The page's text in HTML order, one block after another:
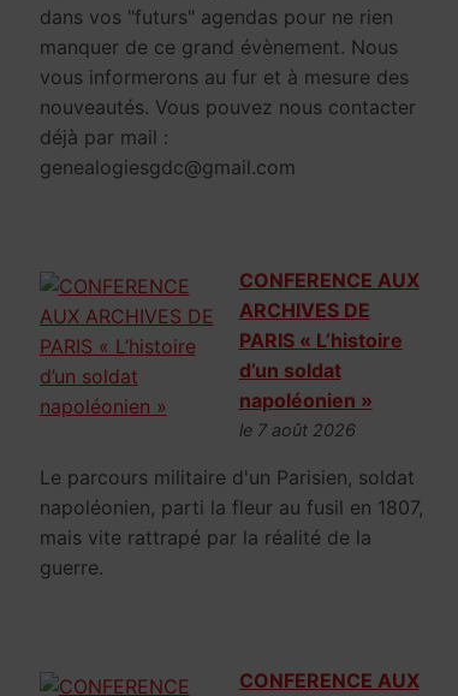
dans vos "futurs" agendas pour ne rien
manquer de ce grand évènement. Nous
vous informerons au fur et à mesure des
nouveautés. Vous pouvez nous contacter
déjà par mail :
genealogiesgdc@gmail.com
CONFERENCE AUX
ARCHIVES DE
PARIS « L’histoire
d’un soldat
napoléonien »
le 7 août 2026
Le parcours militaire d'un Parisien, soldat
napoléonien, parti la fleur au fusil en 1807,
mais vite rattrapé par la réalité de la
guerre.
CONFERENCE AUX